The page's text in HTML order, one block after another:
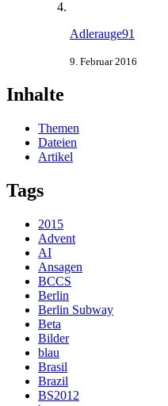
Adlerauge91
9. Februar 2016
Inhalte
Themen
Dateien
Artikel
Tags
2015
Advent
AI
Ansagen
BCCS
Berlin
Berlin Subway
Beta
Bilder
blau
Brasil
Brazil
BS2012